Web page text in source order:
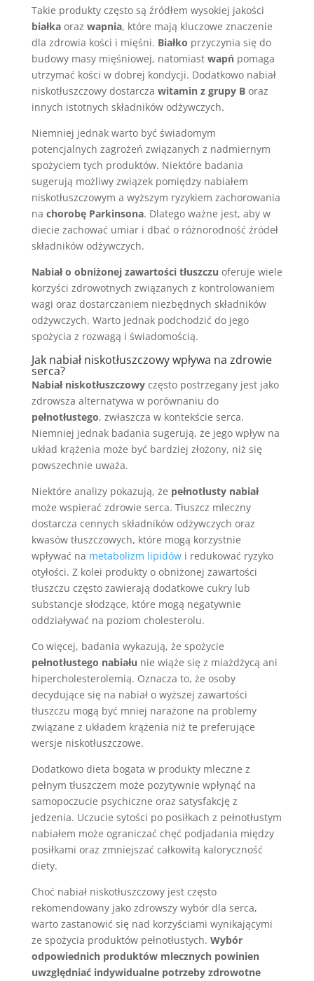
Takie produkty często są źródłem wysokiej jakości
białkaoraz wapnia, które mają kluczowe znaczenie
dla zdrowia kości i mięśni. Białko przyczynia się do
budowy masy mięśniowej, natomiast wapńpomaga
utrzymać kości w dobrej kondycji. Dodatkowo nabiał
niskotłuszczowy dostarcza witamin z grupy Boraz
innych istotnych składników odżywczych.
Niemniej jednak warto być świadomym
potencjalnych zagrożeń związanych z nadmiernym
spożyciem tych produktów. Niektóre badania
sugerują możliwy związek pomiędzy nabiałem
niskotłuszczowym a wyższym ryzykiem zachorowania
na chorobę Parkinsona. Dlatego ważne jest, aby w
diecie zachować umiar i dbać o różnorodność źródeł
składników odżywczych.
Nabiał o obniżonej zawartości tłuszczu oferuje wiele
korzyści zdrowotnych związanych z kontrolowaniem
wagi oraz dostarczaniem niezbędnych składników
odżywczych. Warto jednak podchodzić do jego
spożycia z rozwagą i świadomością.
Jak nabiał niskotłuszczowy wpływa na zdrowie
serca?
Nabiał niskotłuszczowyczęsto postrzegany jest jako
zdrowsza alternatywa w porównaniu do
pełnotłustego, zwłaszcza w kontekście serca.
Niemniej jednak badania sugerują, że jego wpływ na
układ krążenia może być bardziej złożony, niż się
powszechnie uważa.
Niektóre analizy pokazują, że pełnotłusty nabiał
może wspierać zdrowie serca. Tłuszcz mleczny
dostarcza cennych składników odżywczych oraz
kwasów tłuszczowych, które mogą korzystnie
wpływać na metabolizm lipidówi redukować ryzyko
otyłości. Z kolei produkty o obniżonej zawartości
tłuszczu często zawierają dodatkowe cukry lub
substancje słodzące, które mogą negatywnie
oddziaływać na poziom cholesterolu.
Co więcej, badania wykazują, że spożycie
pełnotłustego nabiału nie wiąże się z miażdżycą ani
hipercholesterolemią. Oznacza to, że osoby
decydujące się na nabiał o wyższej zawartości
tłuszczu mogą być mniej narażone na problemy
związane z układem krążenia niż te preferujące
wersje niskotłuszczowe.
Dodatkowo dieta bogata w produkty mleczne z
pełnym tłuszczem może pozytywnie wpłynąć na
samopoczucie psychiczne oraz satysfakcję z
jedzenia. Uczucie sytości po posiłkach z pełnotłustym
nabiałem może ograniczać chęć podjadania między
posiłkami oraz zmniejszać całkowitą kaloryczność
diety.
Choć nabiał niskotłuszczowy jest często
rekomendowany jako zdrowszy wybór dla serca,
warto zastanowić się nad korzyściami wynikającymi
ze spożycia produktów pełnotłustych. Wybór
odpowiednich produktów mlecznych powinien
uwzględniać indywidualne potrzeby zdrowotne